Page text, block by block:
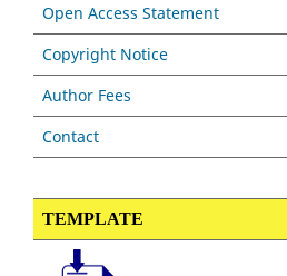
Open Access Statement
Copyright Notice
Author Fees
Contact
TEMPLATE